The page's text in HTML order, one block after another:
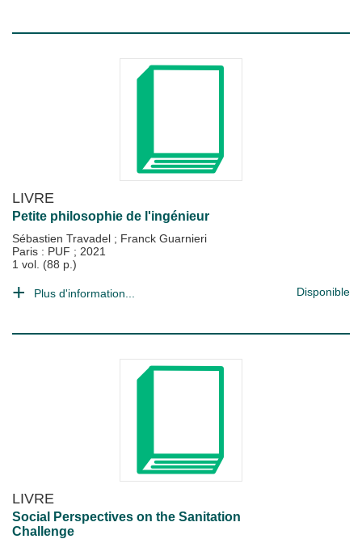
LIVRE
Petite philosophie de l'ingénieur
Sébastien Travadel ; Franck Guarnieri
Paris : PUF ; 2021
1 vol. (88 p.)
Plus d'information... Disponible
LIVRE
Social Perspectives on the Sanitation
Challenge